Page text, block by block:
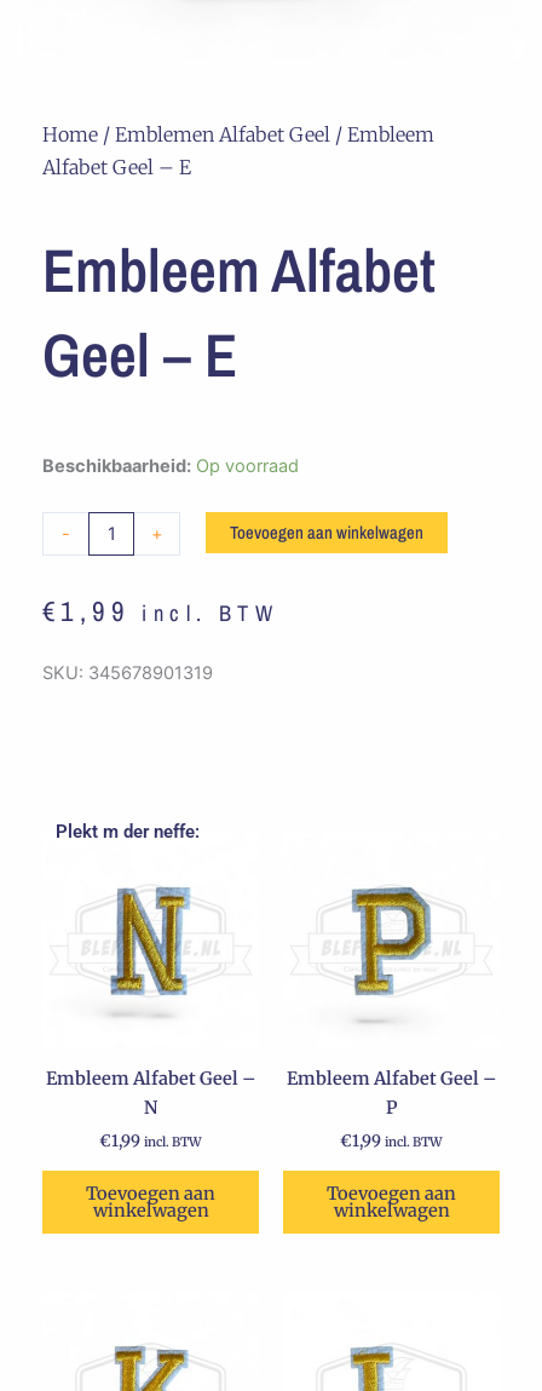
Home / Emblemen Alfabet Geel / Embleem
Alfabet Geel – E
Embleem Alfabet
Geel – E
Beschikbaarheid: Op voorraad
-
Embleem
-
aantal
+ Toevoegen aan winkelwagen
€1,99 incl. BTW
SKU: 345678901319
Plekt m der neffe:
Embleem Alfabet Geel –
N
€1,99 incl. BTW
Toevoegen aan
winkelwagen
Embleem Alfabet Geel –
P
€1,99 incl. BTW
Toevoegen aan
winkelwagen